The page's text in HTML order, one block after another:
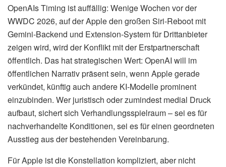
OpenAIs Timing ist auffällig: Wenige Wochen vor der
WWDC 2026, auf der Apple den großen Siri-Reboot mit
Gemini-Backend und Extension-System für Drittanbieter
zeigen wird, wird der Konflikt mit der Erstpartnerschaft
öffentlich. Das hat strategischen Wert: OpenAI will im
öffentlichen Narrativ präsent sein, wenn Apple gerade
verkündet, künftig auch andere KI-Modelle prominent
einzubinden. Wer juristisch oder zumindest medial Druck
aufbaut, sichert sich Verhandlungsspielraum – sei es für
nachverhandelte Konditionen, sei es für einen geordneten
Ausstieg aus der bestehenden Vereinbarung.
Für Apple ist die Konstellation kompliziert, aber nicht